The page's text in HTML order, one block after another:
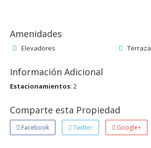
Amenidades
Elevadores Terraza
Información Adicional
Estacionamientos: 2
Comparte esta Propiedad
Facebook Twitter Google+